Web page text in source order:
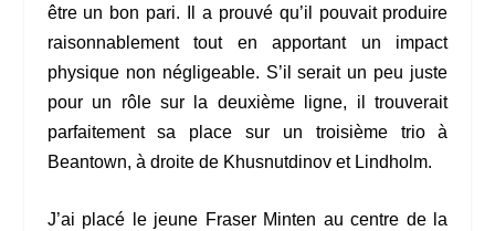
être un bon pari. Il a prouvé qu’il pouvait produire
raisonnablement tout en apportant un impact
physique non négligeable. S’il serait un peu juste
pour un rôle sur la deuxième ligne, il trouverait
parfaitement sa place sur un troisième trio à
Beantown, à droite de Khusnutdinov et Lindholm.
J’ai placé le jeune Fraser Minten au centre de la